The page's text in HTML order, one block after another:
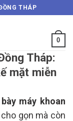
THÁP
0
Tháp:
mặt miễn
máy khoan
gọn mà còn